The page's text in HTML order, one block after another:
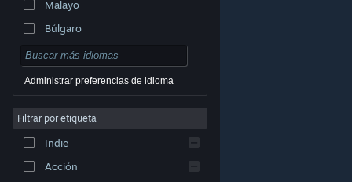
Malayo
Búlgaro
Checo
Danés
Alemán
Inglés
Español (España)
Griego
Administrar preferencias de idioma
Filtrar por etiqueta
Indie
Acción